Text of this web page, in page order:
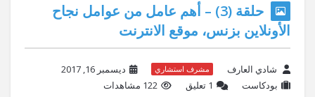
حلقة (3) – أهم عامل من عوامل نجاح
الأونلاين بزنس، موقع الانترنت
شادي العارف مشرف استشاري
ديسمبر 16, 2017
بودكاست
‫1 تعليق 122 مشاهدات